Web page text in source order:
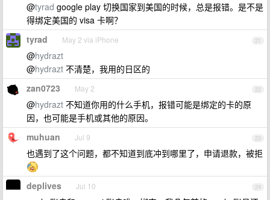
@tyrad google play 切换国家到美国的时候，总是报错。是不是
得绑定美国的 visa 卡啊？
21
tyrad May 2 via iPhone
@hydrazt
@hydrazt 不清楚，我用的日区的
22
zan0723 May 2
@hydrazt 不知道你用的什么手机，报错可能是绑定的卡的原
因，也可能是手机或其他的原因。
23
muhuan Jul 9
也遇到了这个问题，都不知道到底冲到哪里了，申请退款，被拒
24
deplives Jul 10